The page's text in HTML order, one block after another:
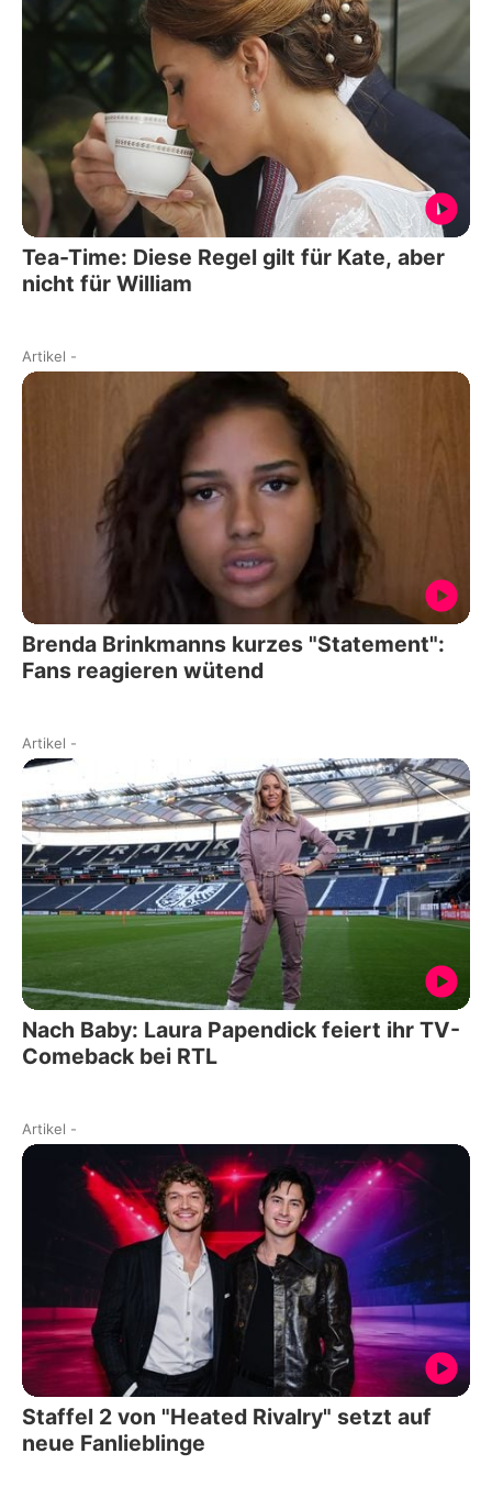
Tea-Time: Diese Regel gilt für Kate, aber
nicht für William
Artikel -
Brenda Brinkmanns kurzes "Statement":
Fans reagieren wütend
Artikel -
Nach Baby: Laura Papendick feiert ihr TV-
Comeback bei RTL
Artikel -
Staffel 2 von "Heated Rivalry" setzt auf
neue Fanlieblinge